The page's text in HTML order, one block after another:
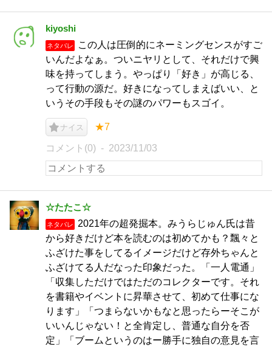
kiyoshi
ネタバレ
この人は圧倒的にネーミングセンスがすご
いんだよなぁ。ついニヤリとして、それだけで興
味を持ってしまう。やっぱり「好き」が高じる、
って行動の源だ。好きになってしまえばいい、と
いうその手段もその謎のパワーもスゴイ。
ナイス ★7
コメント(0) 2023/11/03
☆たたこ☆
ネタバレ
2021年の超発掘本。みうらじゅん氏は昔
から好きだけど本を読むのは初めてかも？飄々と
ふざけた事をしてるイメージだけど存外ちゃんと
ふざけてる人だなった印象だった。「一人電通」
「収集しただけではただのコレクターです。それ
を書籍やイベントに昇華させて、初めて仕事にな
ります」「つまらないかもなと思ったらーそこが
いいんじゃない！と全肯定し、普通な自分を否
定」「ブームというのはー勝手に独自の意見を言